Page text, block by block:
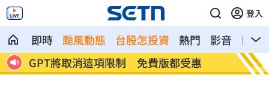
登入
即時 颱風動態 台股怎投資 熱門 影音
熱搜
GPT將取消這項限制 免費版都受惠
沈玉琳驚
傻